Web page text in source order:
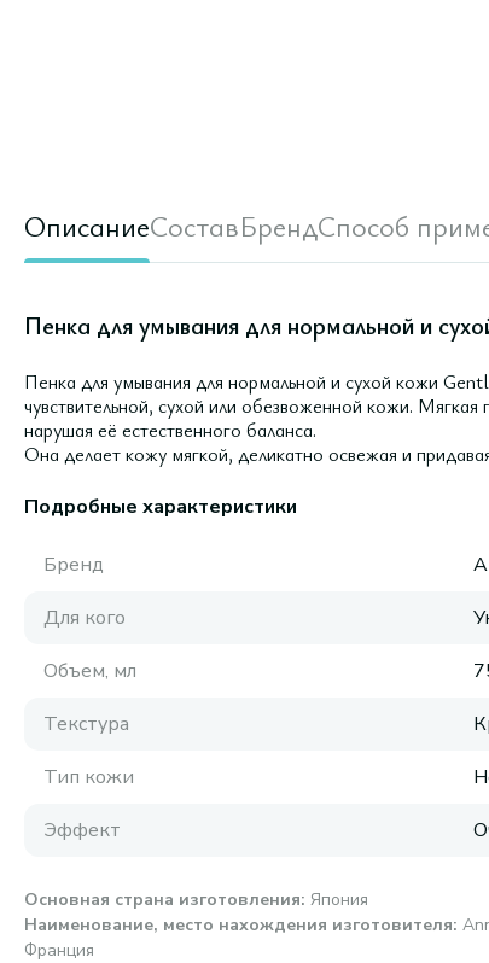
ОписаниеСоставБрендСпособ
Пенка для умывания для нормальной и
Пенка для умывания для нормальной и сухой кожи
чувствительной, сухой или обезвоженной кожи.
нарушая её естественного баланса.
Она делает кожу мягкой, деликатно освежая и
Подробные характеристики
Бренд
Для кого
Объем, мл
Текстура
Тип кожи
Эффект
Основная страна изготовления: Япония
Наименование, место нахождения изготовителя:
Франция